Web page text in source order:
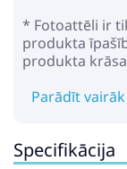
* Fotoattēli ir
produkta
produkta
Parādīt vairāk
Specifikācija